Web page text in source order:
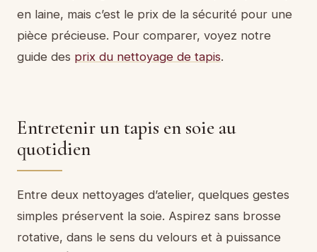
en laine, mais c’est le prix de la sécurité pour une
pièce précieuse. Pour comparer, voyez notre
guide des prix du nettoyage de tapis.
Entretenir un tapis en soie au
quotidien
Entre deux nettoyages d’atelier, quelques gestes
simples préservent la soie. Aspirez sans brosse
rotative, dans le sens du velours et à puissance